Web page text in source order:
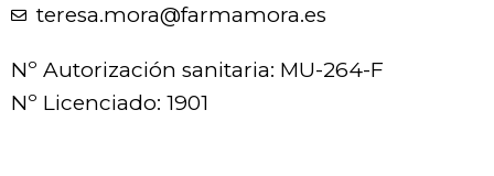
teresa.mora@farmamora.es
Nº Autorización sanitaria: MU-264-F
Nº Licenciado: 1901